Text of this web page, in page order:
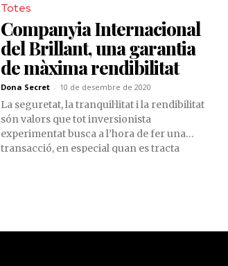
Totes
Companyia Internacional
del Brillant, una garantia
de màxima rendibilitat
Dona Secret - 10 de desembre de 2020
La seguretat, la tranquil·litat i la rendibilitat
són valors que tot inversionista
experimentat busca a l’hora de fer una
transacció, en especial quan es tracta